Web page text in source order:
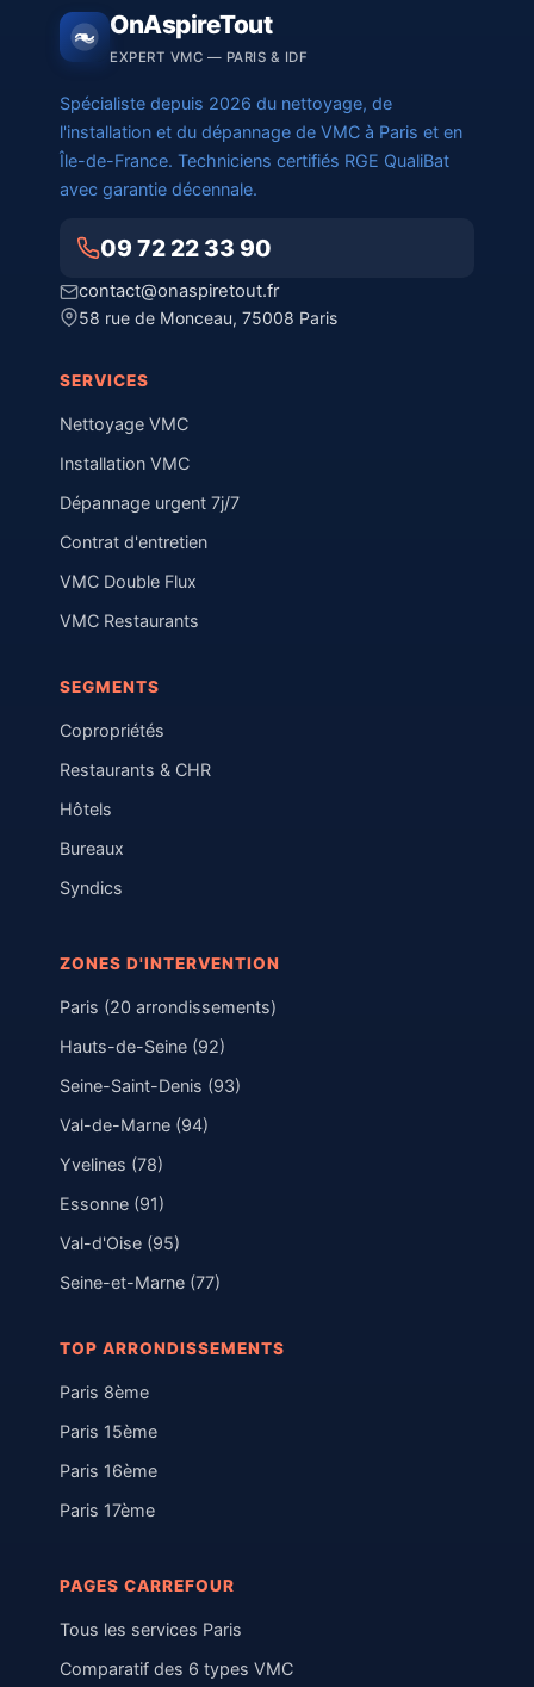
OnAspireTout
EXPERT VMC — PARIS & IDF
Spécialiste depuis 2026 du nettoyage, de
l'installation et du dépannage de VMC à Paris et en
Île-de-France. Techniciens certifiés RGE QualiBat
avec garantie décennale.
09 72 22 33 90
contact@onaspiretout.fr
58 rue de Monceau, 75008 Paris
SERVICES
Nettoyage VMC
Installation VMC
Dépannage urgent 7j/7
Contrat d'entretien
VMC Double Flux
VMC Restaurants
SEGMENTS
Copropriétés
Restaurants & CHR
Hôtels
Bureaux
Syndics
ZONES D'INTERVENTION
Paris (20 arrondissements)
Hauts-de-Seine (92)
Seine-Saint-Denis (93)
Val-de-Marne (94)
Yvelines (78)
Essonne (91)
Val-d'Oise (95)
Seine-et-Marne (77)
TOP ARRONDISSEMENTS
Paris 8ème
Paris 15ème
Paris 16ème
Paris 17ème
PAGES CARREFOUR
Tous les services Paris
Comparatif des 6 types VMC